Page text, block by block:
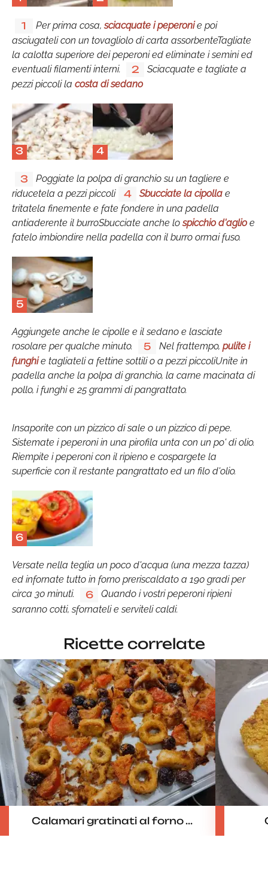
1 Per prima cosa,sciacquate i peperonie poi
asciugateli con un tovagliolo di carta assorbenteTagliate
la calotta superiore dei peperoni ed eliminate i semini ed
eventuali filamenti interni.
2
Sciacquate e tagliate a
pezzi piccoli la costa di sedano
3 4
3
Poggiate la polpa di granchio su un tagliere e
riducetela a pezzi piccoli
4 Sbucciate la cipolla e
tritatela finemente e fate fondere in una padella
antiaderente il burroSbucciate anche lospicchio d'aglioe
fatelo imbiondire nella padella con il burro ormai fuso.
5
Aggiungete anche le cipolle e il sedano e lasciate
rosolare per qualche minuto.
5 Nel frattempo, pulite i
funghie tagliateli a fettine sottili o a pezzi piccoliUnite in
padella anche la polpa di granchio, la carne macinata di
pollo, i funghi e 25 grammi di pangrattato.
Insaporite con un pizzico di sale o un pizzico di pepe.
Sistemate i peperoni in una pirofila unta con un po' di olio.
Riempite i peperoni con il ripieno e cospargete la
superficie con il restante pangrattato ed un filo d'olio.
6
Versate nella teglia un poco d'acqua (una mezza tazza)
ed infornate tutto in forno preriscaldato a 190 gradi per
circa 30 minuti.
6
Quando i vostri peperoni ripieni
saranno cotti, sfornateli e serviteli caldi.
Ricette correlate
Calamari gratinati al forno ...